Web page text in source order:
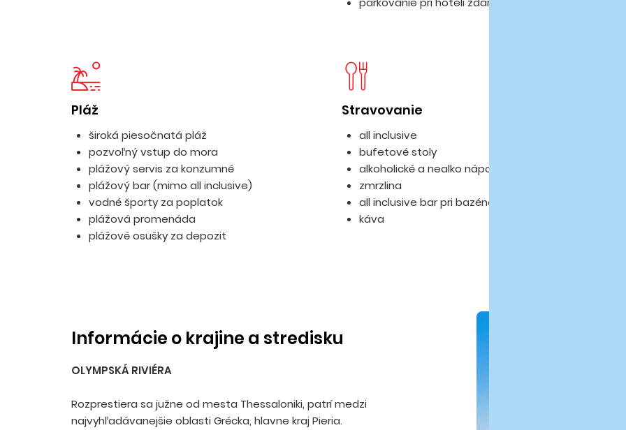
Pláž
široká piesočnatá pláž
pozvoľný vstup do mora
plážový servis za konzumné
plážový bar (mimo all inclusive)
vodné športy za poplatok
plážová promenáda
plážové osušky za depozit
Stravovanie
all inclusive
bufetové stoly
alkoholické a nealko nápoje miestnej výroby
zmrzlina
all inclusive bar pri bazéne
káva
Informácie o krajine a stredisku
OLYMPSKÁ RIVIÉRA
Rozprestiera sa južne od mesta Thessaloniki, patrí medzi
najvyhľadávanejšie oblasti Grécka, hlavne kraj Pieria.